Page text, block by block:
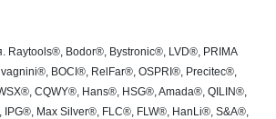
Raytools®, Bodor®, Bystronic®, LVD®, PRIMA
BOCI®, RelFar®, OSPRI®, Precitec®,
CQWY®, Hans®, HSG®, Amada®, QILIN®,
Max Silver®, FLC®, FLW®, HanLi®, S&A®,